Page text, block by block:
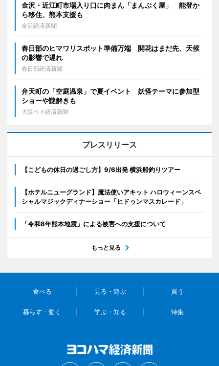
金沢・近江町市場入り口に肉まん「まんぷく屋」 能登か
ら移住、熊本支援も
金沢経済新聞
春日部のヒマワリスポット準備万端 開花はまだ先、天候
の影響で遅れ
春日部経済新聞
弁天町の「空庭温泉」で夏イベント 妖怪テーマに参加型
ショーや謎解きも
大阪ベイ経済新聞
プレスリリース
【こどもの休日の過ごし方】9/6出発 横浜船釣りツアー
【ホテルニューグランド】魔法使いアキット ハロウィーンスペ
シャルマジックディナーショー「ヒドゥンマスカレード」
「令和8年熊本地震」による被害への支援について
もっと見る
食べる 見る・遊ぶ 買う
暮らす・働く 学ぶ・知る 特集